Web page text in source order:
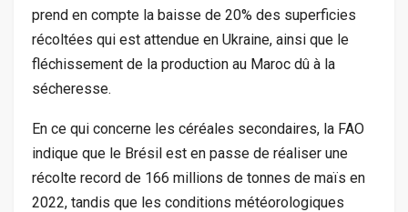
prend en compte la baisse de 20% des superficies
récoltées qui est attendue en Ukraine, ainsi que le
fléchissement de la production au Maroc dû à la
sécheresse.
En ce qui concerne les céréales secondaires, la FAO
indique que le Brésil est en passe de réaliser une
récolte record de 166 millions de tonnes de maïs en
2022, tandis que les conditions météorologiques